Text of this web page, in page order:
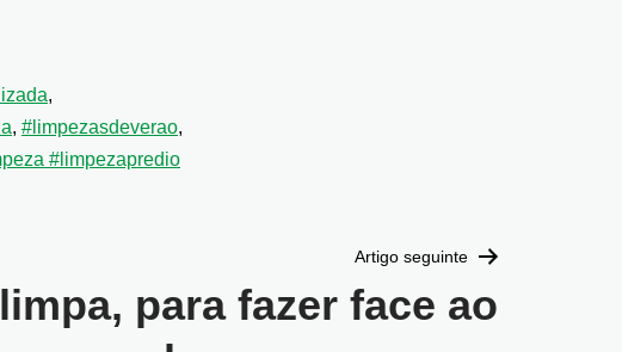
,
, #limpezasdeverao,
#limpezapredio
Artigo seguinte
para fazer face ao